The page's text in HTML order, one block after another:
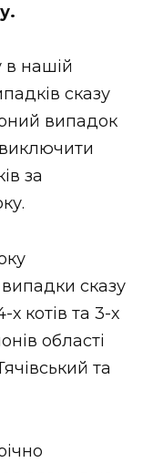
в нашій
сказу
випадок
за
сказу
котів та 3-х
області
та